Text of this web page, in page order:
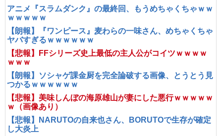
アニメ『スラムダンク』の最終回、もうめちゃくちゃｗｗ
ｗｗｗｗｗ
【朗報】『ワンピース』麦わらの一味さん、めちゃくちゃ
ヤバすぎるｗｗｗｗｗｗ
【悲報】FFシリーズ史上最低の主人公がコイツｗｗｗｗ
ｗｗｗ
【朗報】ソシャゲ課金厨を完全論破する画像、とうとう見
つかるｗｗｗｗｗｗ
【悲報】美味しんぼの海原雄山が妻にした悪行ｗｗｗｗｗ
ｗ（画像あり）
【悲報】NARUTOの自来也さん、BORUTOで生存が確定
し大炎上